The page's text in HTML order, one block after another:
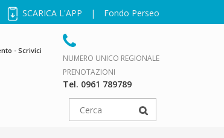
SCARICA L'APP | Fondo Perseo
- Scrivici
NUMERO UNICO REGIONALE
PRENOTAZIONI
Tel. 0961 789789